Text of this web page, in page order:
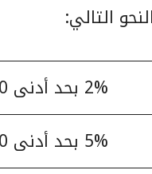
التالي:
2% بحد أدنى 10 جنيهات
5% بحد أدنى 20 جنيهات